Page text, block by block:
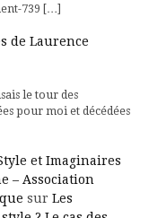
739 […]
de Laurence
le tour des
pour moi et décédées
et Imaginaires
– Association
sur Les